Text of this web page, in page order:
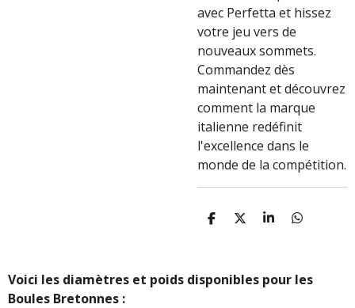
avec Perfetta et hissez
votre jeu vers de
nouveaux sommets.
Commandez dès
maintenant et découvrez
comment la marque
italienne redéfinit
l'excellence dans le
monde de la compétition.
P
G
P
A
G
P
G
P
A
G
Voici les diamètres et poids disponibles pour les
Boules Bretonnes :